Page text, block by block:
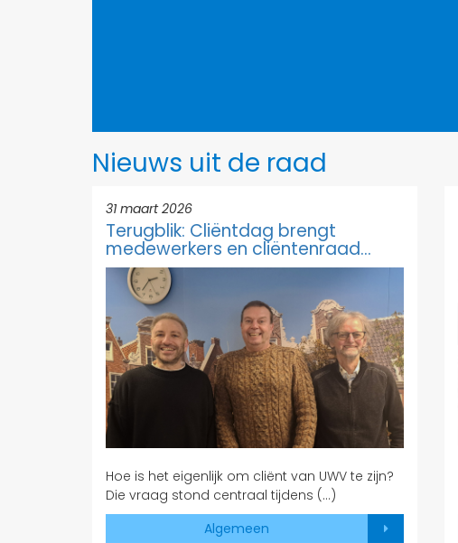
Nieuws uit de raad
31 maart 2026
Terugblik: Cliëntdag brengt
medewerkers en cliëntenraad
dichter bij elkaar
Hoe is het eigenlijk om cliënt van UWV te zijn?
Die vraag stond centraal tijdens (…)
Algemeen